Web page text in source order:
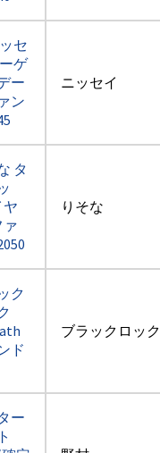
セ
ゲ
ー
ン
ニッセイ
タ
ヤ
ァ
りそな
ク
ド
ブラックロック
ー